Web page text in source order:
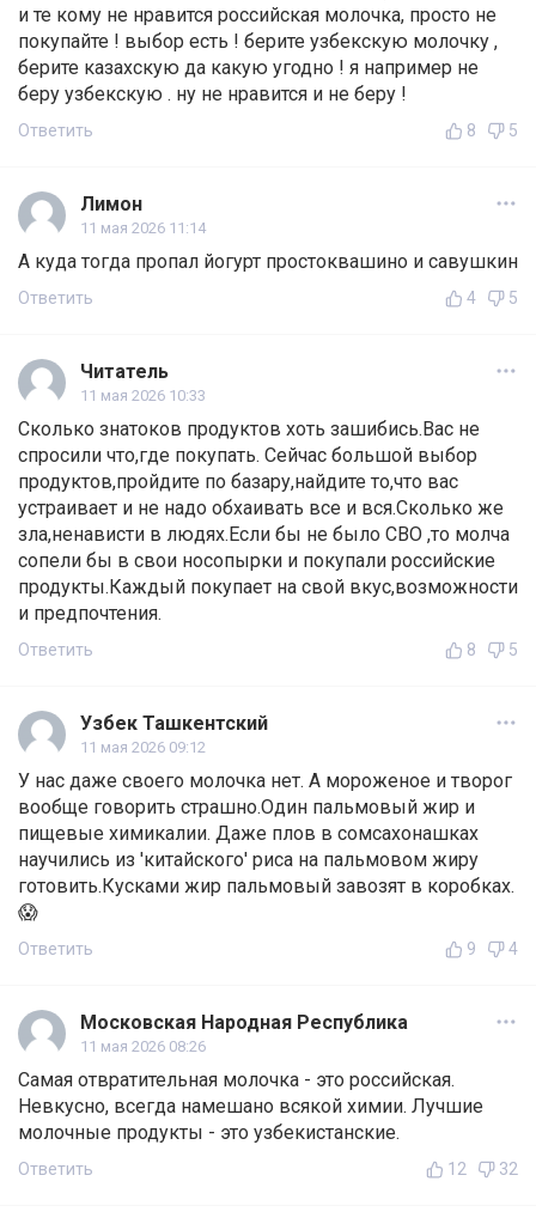
и те кому не нравится российская молочка, просто не
покупайте ! выбор есть ! берите узбекскую молочку ,
берите казахскую да какую угодно ! я например не
беру узбекскую . ну не нравится и не беру !
Ответить 8 5
Лимон
11 мая 2026 11:14
А куда тогда пропал йогурт простоквашино и савушкин
Ответить 4 5
Читатель
11 мая 2026 10:33
Сколько знатоков продуктов хоть зашибись.Вас не
спросили что,где покупать. Сейчас большой выбор
продуктов,пройдите по базару,найдите то,что вас
устраивает и не надо обхаивать все и вся.Сколько же
зла,ненависти в людях.Если бы не было СВО ,то молча
сопели бы в свои носопырки и покупали российские
продукты.Каждый покупает на свой вкус,возможности
и предпочтения.
Ответить 8 5
Узбек Ташкентский
11 мая 2026 09:12
У нас даже своего молочка нет. А мороженое и творог
вообще говорить страшно.Один пальмовый жир и
пищевые химикалии. Даже плов в сомсахонашках
научились из 'китайского' риса на пальмовом жиру
готовить.Кусками жир пальмовый завозят в коробках.
😱
Ответить 9 4
Московская Народная Республика
11 мая 2026 08:26
Самая отвратительная молочка - это российская.
Невкусно, всегда намешано всякой химии. Лучшие
молочные продукты - это узбекистанские.
Ответить 12 32